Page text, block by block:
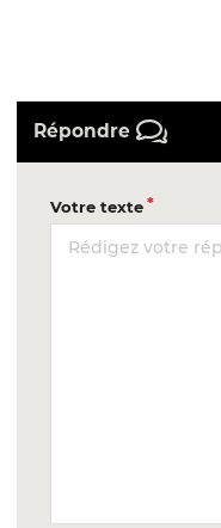
Répondre
Votre texte